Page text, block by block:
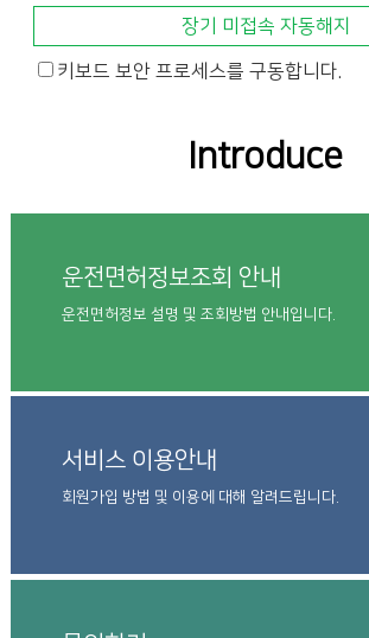
장기 미접속 자동해지
키보드 보안 프로세스를 구동합니다.
Introduce
운전면허정보조회 안내
운전면허정보 설명 및 조회방법 안내입니다.
서비스 이용안내
회원가입 방법 및 이용에 대해 알려드립니다.